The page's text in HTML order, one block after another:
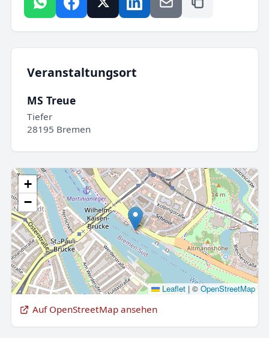
Veranstaltungsort
MS Treue
Tiefer
28195 Bremen
+
−
Leaflet |©OpenStreetMap
Auf OpenStreetMap ansehen